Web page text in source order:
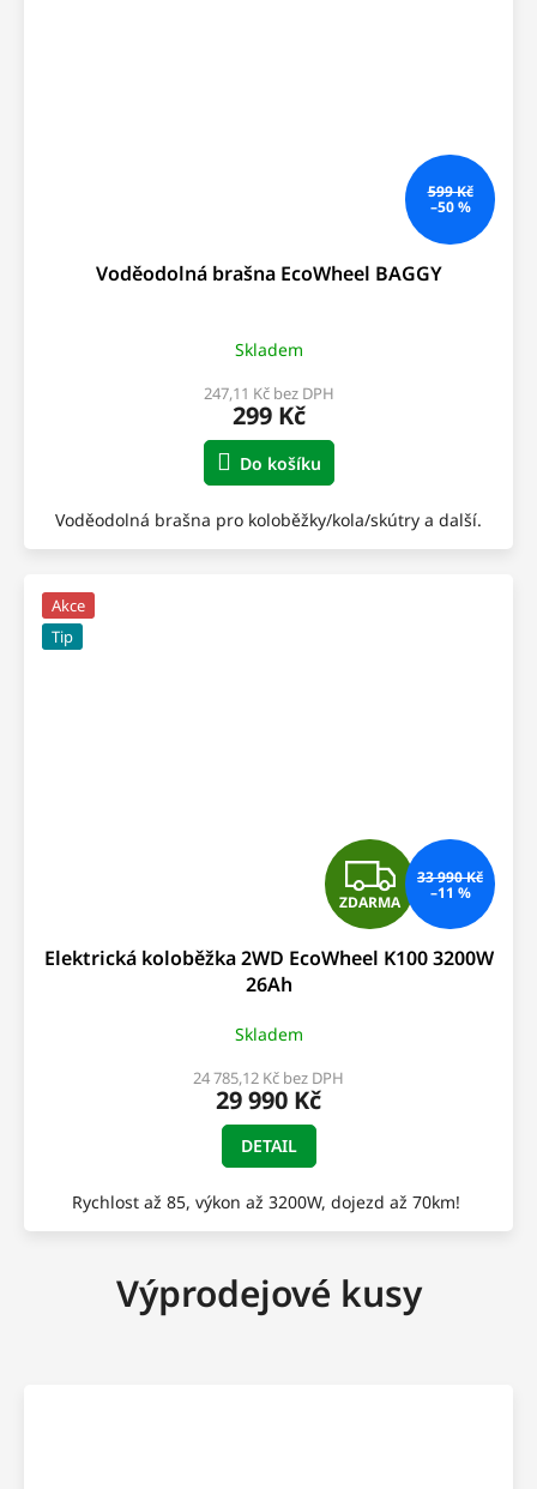
599 Kč
–50 %
Voděodolná brašna EcoWheel BAGGY
Skladem
247,11 Kč bez DPH
299 Kč
Do košíku
Voděodolná brašna pro koloběžky/kola/skútry a další.
Akce
Tip
Z
D
A
ZDARMA
33 990 Kč
–11 %
Elektrická koloběžka 2WD EcoWheel K100 3200W
26Ah
Skladem
24 785,12 Kč bez DPH
29 990 Kč
DETAIL
Rychlost až 85, výkon až 3200W, dojezd až 70km!
Výprodejové kusy